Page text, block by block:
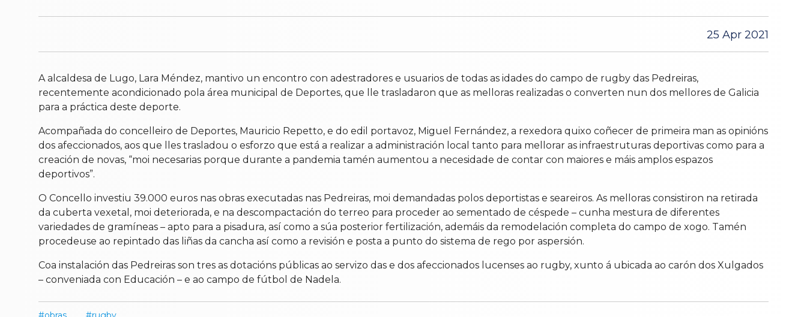
25 Apr 2021
A alcaldesa de Lugo, Lara Méndez, mantivo un encontro con adestradores e usuarios de todas as idades do campo de rugby das Pedreiras,
recentemente acondicionado pola área municipal de Deportes, que lle trasladaron que as melloras realizadas o converten nun dos mellores de Galicia
para a práctica deste deporte.
Acompañada do concelleiro de Deportes, Mauricio Repetto, e do edil portavoz, Miguel Fernández, a rexedora quixo coñecer de primeira man as opinións
dos afeccionados, aos que lles trasladou o esforzo que está a realizar a administración local tanto para mellorar as infraestruturas deportivas como para a
creación de novas, “moi necesarias porque durante a pandemia tamén aumentou a necesidade de contar con maiores e máis amplos espazos
deportivos”.
O Concello investiu 39.000 euros nas obras executadas nas Pedreiras, moi demandadas polos deportistas e seareiros. As melloras consistiron na retirada
da cuberta vexetal, moi deteriorada, e na descompactación do terreo para proceder ao sementado de céspede – cunha mestura de diferentes
variedades de gramíneas – apto para a pisadura, así como a súa posterior fertilización, ademáis da remodelación completa do campo de xogo. Tamén
procedeuse ao repintado das liñas da cancha así como a revisión e posta a punto do sistema de rego por aspersión.
Coa instalación das Pedreiras son tres as dotacións públicas ao servizo das e dos afeccionados lucenses ao rugby, xunto á ubicada ao carón dos Xulgados
– conveniada con Educación – e ao campo de fútbol de Nadela.